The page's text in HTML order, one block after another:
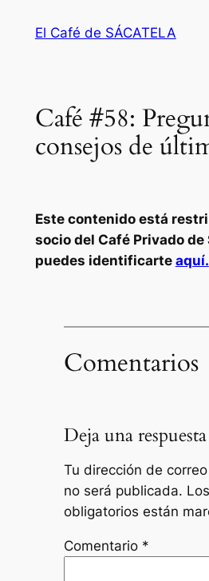
El Café de SÁCATELA
Café #58:
consejos de
Este contenido está
socio del Café Privado de
puedes identificarte aquí.
Comentarios
Deja una respuesta
Tu dirección de
no será publicada.
obligatorios están
Comentario *